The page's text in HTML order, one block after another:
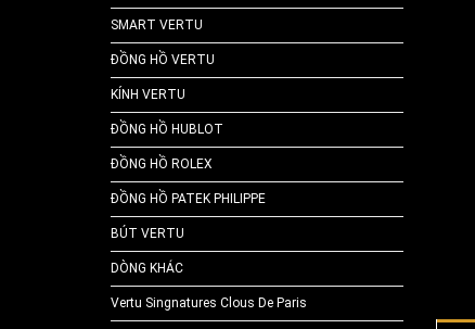
SMART VERTU
ĐỒNG HỒ VERTU
KÍNH VERTU
ĐỒNG HỒ HUBLOT
ĐỒNG HỒ ROLEX
ĐỒNG HỒ PATEK PHILIPPE
BÚT VERTU
DÒNG KHÁC
Vertu Singnatures Clous De Paris